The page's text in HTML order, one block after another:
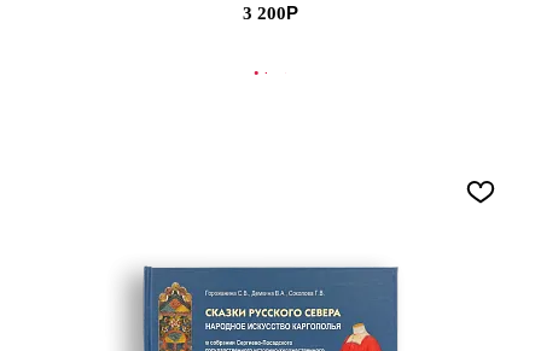
3 200
В КОРЗИНУ